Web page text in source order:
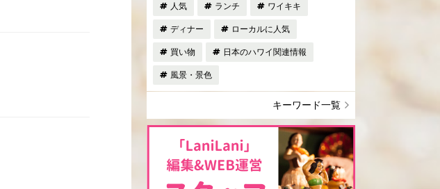
人気 ランチ ワイキキ
ディナー ローカルに人気
買い物 日本のハワイ関連情報
風景・景色
キーワード一覧